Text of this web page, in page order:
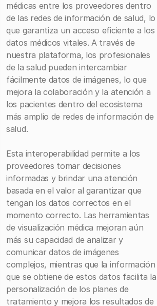
médicas entre los proveedores dentro
de las redes de información de salud, lo
que garantiza un acceso eficiente a los
datos médicos vitales. A través de
nuestra plataforma, los profesionales
de la salud pueden intercambiar
fácilmente datos de imágenes, lo que
mejora la colaboración y la atención a
los pacientes dentro del ecosistema
más amplio de redes de información de
salud.
Esta interoperabilidad permite a los
proveedores tomar decisiones
informadas y brindar una atención
basada en el valor al garantizar que
tengan los datos correctos en el
momento correcto. Las herramientas
de visualización médica mejoran aún
más su capacidad de analizar y
comunicar datos de imágenes
complejos, mientras que la información
que se obtiene de estos datos facilita la
personalización de los planes de
tratamiento y mejora los resultados de